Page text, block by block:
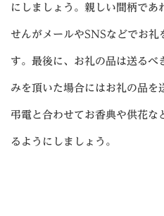
にしましょう。親しい間柄であ
せんがメールやSNSなどでお
す。最後に、お礼の品は送るべ
みを頂いた場合にはお礼の品を
弔電と合わせてお香典や供花な
るようにしましょう。